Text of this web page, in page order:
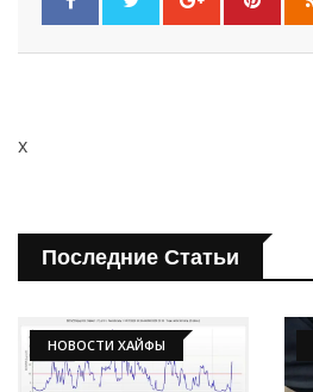
x
Последние Статьи
НОВОСТИ ХАЙФЫ